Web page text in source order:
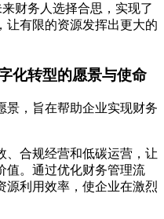
财务人选择合思，实现了
让有限的资源发挥出更大的
化转型的愿景与使命
景，旨在帮助企业实现财务
、合规经营和低碳运营，让
值。通过优化财务管理流
源利用效率，使企业在激烈